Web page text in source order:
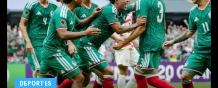
DEPORTES